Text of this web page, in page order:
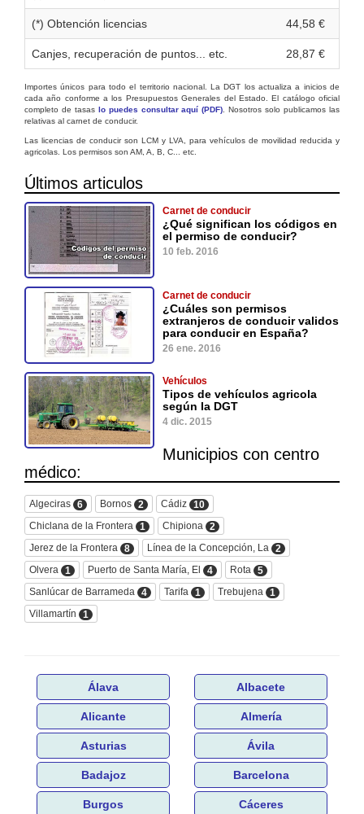
(*) Obtención licencias 44,58 €
Canjes, recuperación de puntos... etc. 28,87 €
Importes únicos para todo el territorio nacional. La DGT los actualiza a inicios de
cada año conforme a los Presupuestos Generales del Estado. El catálogo oficial
completo de tasas lo puedes consultar aquí (PDF) . Nosotros solo publicamos las
relativas al carnet de conducir.
Las licencias de conducir son LCM y LVA, para vehículos de movilidad reducida y
agricolas. Los permisos son AM, A, B, C... etc.
Últimos articulos
Carnet de conducir
¿Qué significan los códigos en
el permiso de conducir?
10 feb. 2016
Carnet de conducir
¿Cuáles son permisos
extranjeros de conducir validos
para conducir en España?
26 ene. 2016
Vehículos
Tipos de vehículos agricola
según la DGT
4 dic. 2015
Municipios con centro
médico:
Algeciras 6 Bornos 2 Cádiz 10
Chiclana de la Frontera
1 Chipiona
2
Jerez de la Frontera
8 Línea de la Concepción, La
2
Olvera
1 Puerto de Santa María, El 4 Rota
5
Sanlúcar de Barrameda
4 Tarifa 1 Trebujena
1
Villamartín
1
Álava Albacete
Alicante Almería
Asturias Ávila
Badajoz Barcelona
Burgos Cáceres